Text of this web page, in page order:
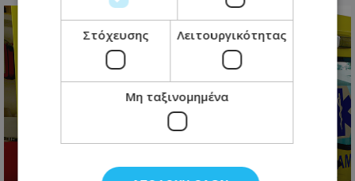
Στόχευσης Λειτουργικότητας
Μη ταξινομημένα